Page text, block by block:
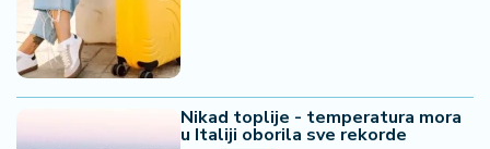
Nikad toplije - temperatura mora
u Italiji oborila sve rekorde